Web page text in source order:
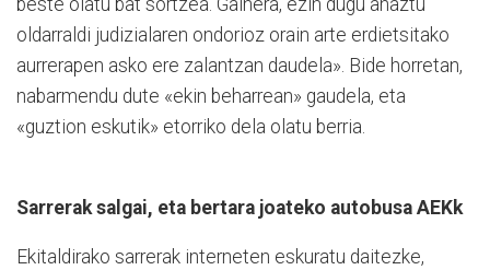
oldarraldi judizialaren ondorioz orain arte erdietsitako
aurrerapen asko ere zalantzan daudela» . Bide horretan,
nabarmendu dute «ekin beharrean» gaudela, eta
«guztion eskutik» etorriko dela olatu berria.
Sarrerak salgai, eta bertara joateko autobusa AEKk
Ekitaldirako sarrerak interneten eskuratu daitezke,